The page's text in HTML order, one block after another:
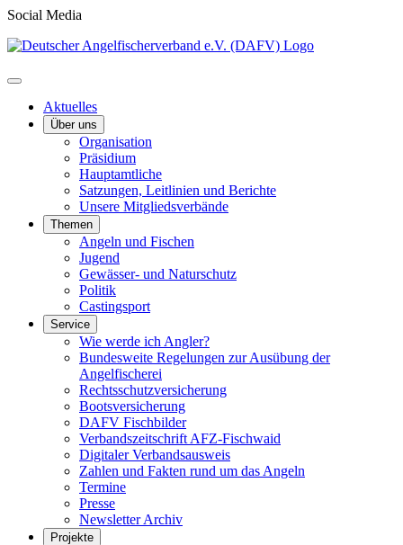
Social Media
Aktuelles
Über uns
Organisation
Präsidium
Hauptamtliche
Satzungen, Leitlinien und Berichte
Unsere Mitgliedsverbände
Themen
Angeln und Fischen
Jugend
Gewässer- und Naturschutz
Politik
Castingsport
Service
Wie werde ich Angler?
Bundesweite Regelungen zur Ausübung der
Angelfischerei
Rechtsschutzversicherung
Bootsversicherung
DAFV Fischbilder
Verbandszeitschrift AFZ-Fischwaid
Digitaler Verbandsausweis
Zahlen und Fakten rund um das Angeln
Termine
Presse
Newsletter Archiv
Projekte